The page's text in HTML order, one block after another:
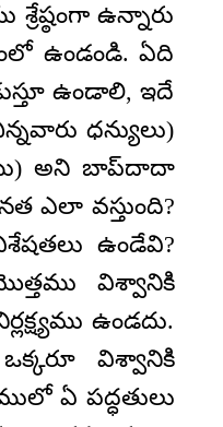
ఉన్నారు
ఉండండి. ఏది
ఉండాలి, ఇదే
ధన్యులు)
అని బాప్‌దాదా
ఎలా వస్తుంది?
ఉండేవి?
విశ్వానికి
ఉండదు.
విశ్వానికి
ఏ పద్ధతులు